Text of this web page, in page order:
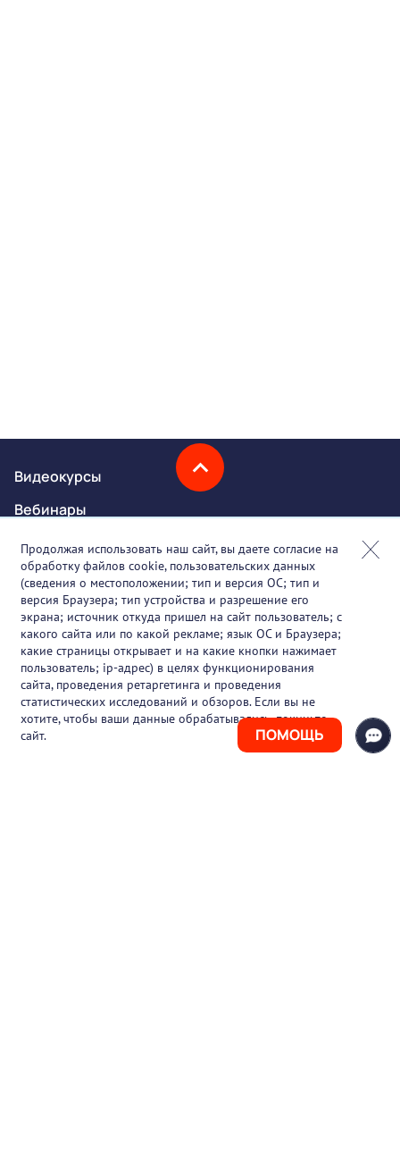
ПОМОЩЬ
Видеокурсы
Вебинары
Онлайн-события
Партнеры
О проекте
Вакансии
Блог
Контакты
Продолжая использовать наш сайт, вы даете согласие на
обработку файлов cookie, пользовательских данных
(сведения о местоположении; тип и версия ОС; тип и
версия Браузера; тип устройства и разрешение его
экрана; источник откуда пришел на сайт пользователь; с
какого сайта или по какой рекламе; язык ОС и Браузера;
какие страницы открывает и на какие кнопки нажимает
пользователь; ip-адрес) в целях функционирования
сайта, проведения ретаргетинга и проведения
статистических исследований и обзоров. Если вы не
хотите, чтобы ваши данные обрабатывались, покиньте
сайт.